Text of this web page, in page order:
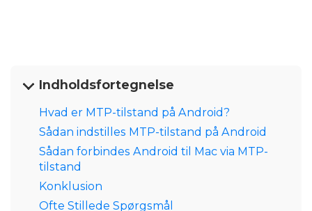
Indholdsfortegnelse
Hvad er MTP-tilstand på Android?
Sådan indstilles MTP-tilstand på Android
Sådan forbindes Android til Mac via MTP-
tilstand
Konklusion
Ofte Stillede Spørgsmål